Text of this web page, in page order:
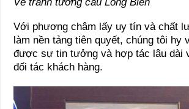
Với phương châm lấy uy tín và chất
làm nền tảng tiên quyết, chúng tôi hy
được sự tin tưởng và hợp tác lâu dài
đối tác khách hàng.